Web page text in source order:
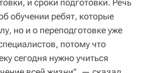
и сроки подготовки. Речь
обучении ребят, которые
но и о переподготовке уже
потому что
сегодня нужно учиться